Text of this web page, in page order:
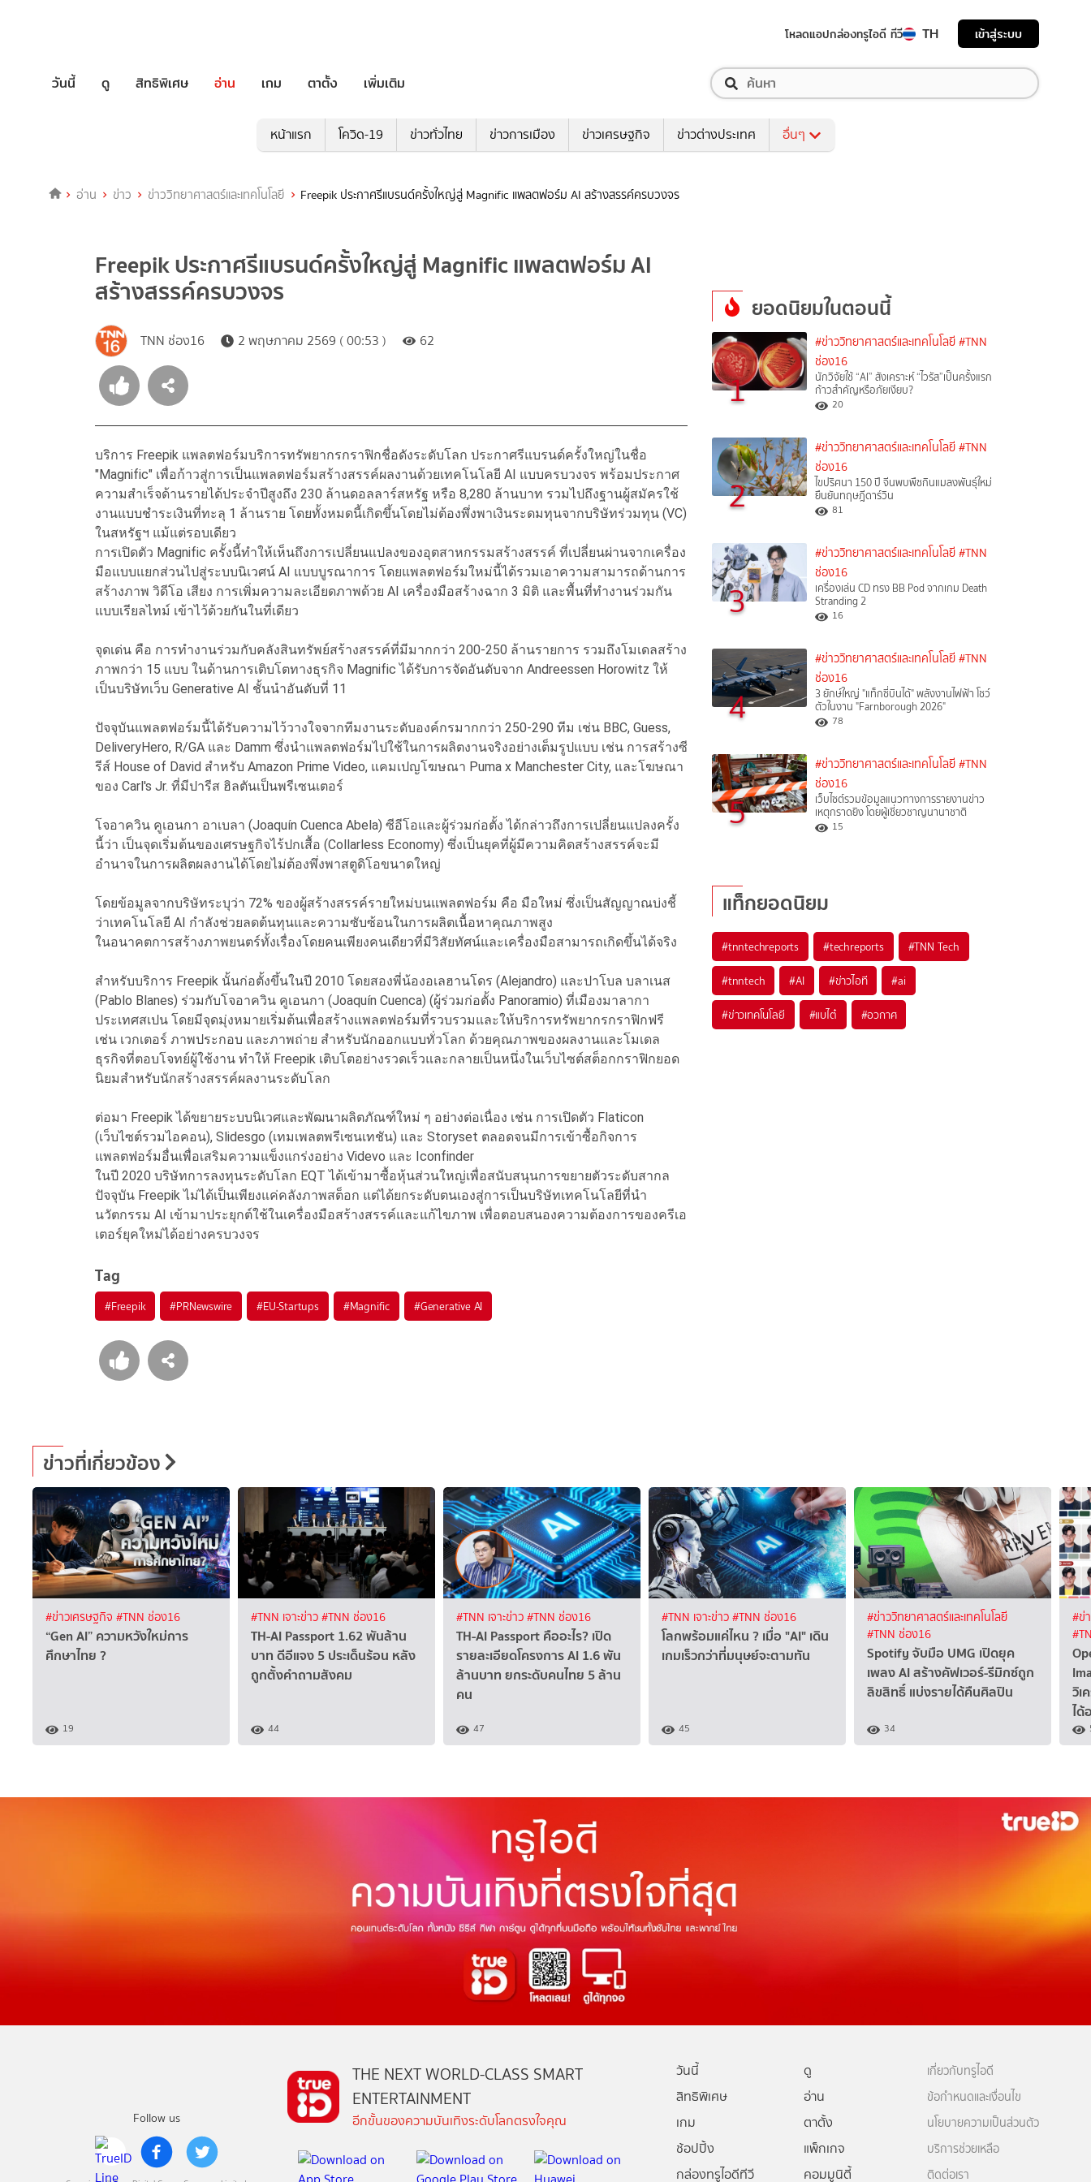
โหลดแอปกล่องทรูไอดี ทีวี TH เข้าสู่ระบบ
วันนี้ ดู สิทธิพิเศษ อ่าน เกม ตาตั้ง เพิ่มเติม
หน้าแรก โควิด-19 ข่าวทั่วไทย ข่าวการเมือง ข่าวเศรษฐกิจ ข่าวต่างประเทศ อื่นๆ
อ่าน ข่าว ข่าววิทยาศาสตร์และเทคโนโลยี Freepik ประกาศรีแบรนด์ครั้งใหญ่สู่ Magnific แพลตฟอร์ม AI สร้างสรรค์ครบวงจร
Freepik ประกาศรีแบรนด์ครั้งใหญ่สู่ Magnific แพลตฟอร์ม AI
สร้างสรรค์ครบวงจร
TNN ช่อง16 2 พฤษภาคม 2569 ( 00:53 ) 62
บริการ Freepik แพลตฟอร์มบริการทรัพยากรกราฟิกชื่อดังระดับโลก ประกาศรีแบรนด์ครั้งใหญ่ในชื่อ
"Magnific" เพื่อก้าวสู่การเป็นแพลตฟอร์มสร้างสรรค์ผลงานด้วยเทคโนโลยี AI แบบครบวงจร พร้อมประกาศ
ความสำเร็จด้านรายได้ประจำปีสูงถึง 230 ล้านดอลลาร์สหรัฐ หรือ 8,280 ล้านบาท รวมไปถึงฐานผู้สมัครใช้
งานแบบชำระเงินที่ทะลุ 1 ล้านราย โดยทั้งหมดนี้เกิดขึ้นโดยไม่ต้องพึ่งพาเงินระดมทุนจากบริษัทร่วมทุน (VC)
ในสหรัฐฯ แม้แต่รอบเดียว
การเปิดตัว Magnific ครั้งนี้ทำให้เห็นถึงการเปลี่ยนแปลงของอุตสาหกรรมสร้างสรรค์ ที่เปลี่ยนผ่านจากเครื่อง
มือแบบแยกส่วนไปสู่ระบบนิเวศน์ AI แบบบูรณาการ โดยแพลตฟอร์มใหม่นี้ได้รวมเอาความสามารถด้านการ
สร้างภาพ วิดีโอ เสียง การเพิ่มความละเอียดภาพด้วย AI เครื่องมือสร้างฉาก 3 มิติ และพื้นที่ทำงานร่วมกัน
แบบเรียลไทม์ เข้าไว้ด้วยกันในที่เดียว
จุดเด่น คือ การทำงานร่วมกับคลังสินทรัพย์สร้างสรรค์ที่มีมากกว่า 200-250 ล้านรายการ รวมถึงโมเดลสร้าง
ภาพกว่า 15 แบบ ในด้านการเติบโตทางธุรกิจ Magnific ได้รับการจัดอันดับจาก Andreessen Horowitz ให้
เป็นบริษัทเว็บ Generative AI ชั้นนำอันดับที่ 11
ปัจจุบันแพลตฟอร์มนี้ได้รับความไว้วางใจจากทีมงานระดับองค์กรมากกว่า 250-290 ทีม เช่น BBC, Guess,
DeliveryHero, R/GA และ Damm ซึ่งนำแพลตฟอร์มไปใช้ในการผลิตงานจริงอย่างเต็มรูปแบบ เช่น การสร้างซี
รีส์ House of David สำหรับ Amazon Prime Video, แคมเปญโฆษณา Puma x Manchester City, และโฆษณา
ของ Carl's Jr. ที่มีปารีส ฮิลตันเป็นพรีเซนเตอร์
โจอาควิน คูเอนกา อาเบลา (Joaquín Cuenca Abela) ซีอีโอและผู้ร่วมก่อตั้ง ได้กล่าวถึงการเปลี่ยนแปลงครั้ง
นี้ว่า เป็นจุดเริ่มต้นของเศรษฐกิจไร้ปกเสื้อ (Collarless Economy) ซึ่งเป็นยุคที่ผู้มีความคิดสร้างสรรค์จะมี
อำนาจในการผลิตผลงานได้โดยไม่ต้องพึ่งพาสตูดิโอขนาดใหญ่
โดยข้อมูลจากบริษัทระบุว่า 72% ของผู้สร้างสรรค์รายใหม่บนแพลตฟอร์ม คือ มือใหม่ ซึ่งเป็นสัญญาณบ่งชี้
ว่าเทคโนโลยี AI กำลังช่วยลดต้นทุนและความซับซ้อนในการผลิตเนื้อหาคุณภาพสูง
ในอนาคตการสร้างภาพยนตร์ทั้งเรื่องโดยคนเพียงคนเดียวที่มีวิสัยทัศน์และเครื่องมือสามารถเกิดขึ้นได้จริง
สำหรับบริการ Freepik นั้นก่อตั้งขึ้นในปี 2010 โดยสองพี่น้องอเลฮานโดร (Alejandro) และปาโบล บลาเนส
(Pablo Blanes) ร่วมกับโจอาควิน คูเอนกา (Joaquín Cuenca) (ผู้ร่วมก่อตั้ง Panoramio) ที่เมืองมาลากา
ประเทศสเปน โดยมีจุดมุ่งหมายเริ่มต้นเพื่อสร้างแพลตฟอร์มที่รวบรวมและให้บริการทรัพยากรกราฟิกฟรี
เช่น เวกเตอร์ ภาพประกอบ และภาพถ่าย สำหรับนักออกแบบทั่วโลก ด้วยคุณภาพของผลงานและโมเดล
ธุรกิจที่ตอบโจทย์ผู้ใช้งาน ทำให้ Freepik เติบโตอย่างรวดเร็วและกลายเป็นหนึ่งในเว็บไซต์สต็อกกราฟิกยอด
นิยมสำหรับนักสร้างสรรค์ผลงานระดับโลก
ต่อมา Freepik ได้ขยายระบบนิเวศและพัฒนาผลิตภัณฑ์ใหม่ ๆ อย่างต่อเนื่อง เช่น การเปิดตัว Flaticon
(เว็บไซต์รวมไอคอน), Slidesgo (เทมเพลตพรีเซนเทชัน) และ Storyset ตลอดจนมีการเข้าซื้อกิจการ
แพลตฟอร์มอื่นเพื่อเสริมความแข็งแกร่งอย่าง Videvo และ Iconfinder
ในปี 2020 บริษัทการลงทุนระดับโลก EQT ได้เข้ามาซื้อหุ้นส่วนใหญ่เพื่อสนับสนุนการขยายตัวระดับสากล
ปัจจุบัน Freepik ไม่ได้เป็นเพียงแค่คลังภาพสต็อก แต่ได้ยกระดับตนเองสู่การเป็นบริษัทเทคโนโลยีที่นำ
นวัตกรรม AI เข้ามาประยุกต์ใช้ในเครื่องมือสร้างสรรค์และแก้ไขภาพ เพื่อตอบสนองความต้องการของครีเอ
เตอร์ยุคใหม่ได้อย่างครบวงจร
Tag
#Freepik #PRNewswire #EU-Startups #Magnific #Generative AI
ยอดนิยมในตอนนี้
1
#ข่าววิทยาศาสตร์และเทคโนโลยี #TNN
ช่อง16
นักวิจัยใช้ “AI” สังเคราะห์ “ไวรัส”เป็นครั้งแรก
ก้าวสำคัญหรือภัยเงียบ?
20
2
#ข่าววิทยาศาสตร์และเทคโนโลยี #TNN
ช่อง16
ไขปริศนา 150 ปี จีนพบพืชกินแมลงพันธุ์ใหม่
ยืนยันทฤษฎีดาร์วิน
81
3
#ข่าววิทยาศาสตร์และเทคโนโลยี #TNN
ช่อง16
เครื่องเล่น CD ทรง BB Pod จากเกม Death
Stranding 2
16
4
#ข่าววิทยาศาสตร์และเทคโนโลยี #TNN
ช่อง16
3 ยักษ์ใหญ่ "แท็กซี่บินได้" พลังงานไฟฟ้า โชว์
ตัวในงาน "Farnborough 2026"
78
5
#ข่าววิทยาศาสตร์และเทคโนโลยี #TNN
ช่อง16
เว็บไซต์รวมข้อมูลแนวทางการรายงานข่าว
เหตุกราดยิง โดยผู้เชี่ยวชาญนานาชาติ
15
แท็กยอดนิยม
#tnntechreports #techreports #TNN Tech
#tnntech #AI #ข่าวไอที #ai
#ข่าวเทคโนโลยี #แบไต๋ #อวกาศ
ข่าวที่เกี่ยวข้อง
#ข่าวเศรษฐกิจ #TNN ช่อง16
“Gen AI” ความหวังใหม่การ
ศึกษาไทย ?
19
#TNN เจาะข่าว#TNN ช่อง16
TH-AI Passport 1.62 พันล้าน
บาท ดีอีแจง 5 ประเด็นร้อน หลัง
ถูกตั้งคำถามสังคม
44
#TNN เจาะข่าว#TNN ช่อง16
TH-AI Passport คืออะไร? เปิด
รายละเอียดโครงการ AI 1.6 พัน
ล้านบาท ยกระดับคนไทย 5 ล้าน
คน
47
#TNN เจาะข่าว#TNN ช่อง16
โลกพร้อมแค่ไหน ? เมื่อ "AI" เดิน
เกมเร็วกว่าที่มนุษย์จะตามทัน
45
#ข่าววิทยาศาสตร์และเทคโนโลยี
#TNN ช่อง16
Spotify จับมือ UMG เปิดยุค
เพลง AI สร้างคัฟเวอร์-รีมิกซ์ถูก
ลิขสิทธิ์ แบ่งรายได้คืนศิลปิน
34
#ข่
วิเ
ได้
Follow us
THE NEXT WORLD-CLASS SMART
ENTERTAINMENT
อีกขั้นของความบันเทิงระดับโลกตรงใจคุณ
วันนี้
ดู
สิทธิพิเศษ
อ่าน
เกม
ตาตั้ง
ช้อปปิ้ง
แพ็กเกจ
กล่องทรูไอดีทีวี
คอมมูนิตี้
เกี่ยวกับทรูไอดี
ข้อกำหนดและเงื่อนไข
นโยบายความเป็นส่วนตัว
บริการช่วยเหลือ
ติดต่อเรา